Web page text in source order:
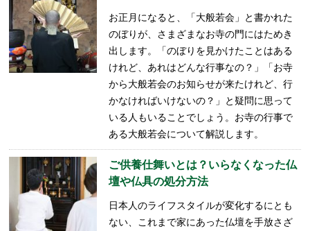
お正月になると、「大般若会」と書かれた
のぼりが、さまざまなお寺の門にはためき
出します。「のぼりを見かけたことはある
けれど、あれはどんな行事なの？」「お寺
から大般若会のお知らせが来たけれど、行
かなければいけないの？」と疑問に思って
いる人もいることでしょう。お寺の行事で
ある大般若会について解説します。
ご供養仕舞いとは？いらなくなった仏
壇や仏具の処分方法
日本人のライフスタイルが変化するにとも
ない、これまで家にあった仏壇を手放さざ